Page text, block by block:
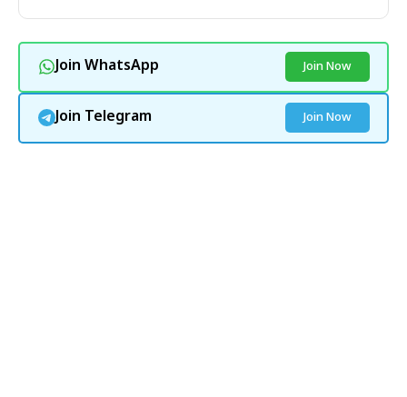
Join WhatsApp Join Now
Join Telegram Join Now